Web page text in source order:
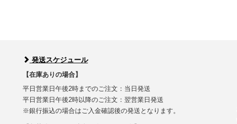
発送スケジュール
【在庫ありの場合】
平日営業日午後2時までのご注文：当日発送
平日営業日午後2時以降のご注文：翌営業日発送
※銀行振込の場合はご入金確認後の発送となります。